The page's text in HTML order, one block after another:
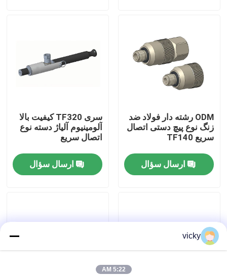
درباره ما
بازدید از کارخانه
تماس با ما
اخبار
گشتاور دینامومتر
دینامومتر با سرعت بالا
ODM رشته دار فولاد ضد
زنگ نوع پیچ دستی اتصال
سریع TF140
ارسال سؤال
سری TF320 کیفیت بالا
آلومینیوم آلیاژ دسته نوع
اتصال سریع
ارسال سؤال
vicky
5:22 AM